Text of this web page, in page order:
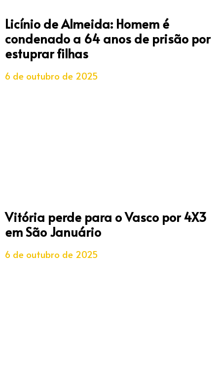
Licínio de Almeida: Homem é
condenado a 64 anos de prisão por
estuprar filhas
6 de outubro de 2025
Vitória perde para o Vasco por 4X3
em São Januário
6 de outubro de 2025